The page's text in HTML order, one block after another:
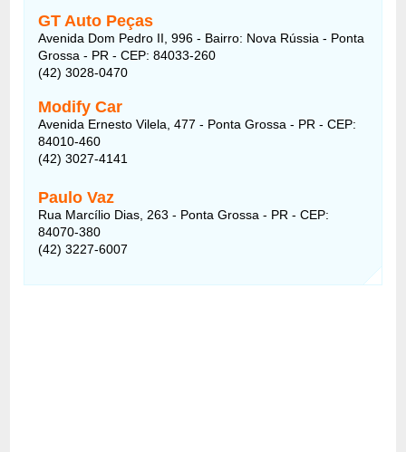
GT Auto Peças
Avenida Dom Pedro II, 996 - Bairro: Nova Rússia - Ponta
Grossa - PR - CEP: 84033-260
(42) 3028-0470
Modify Car
Avenida Ernesto Vilela, 477 - Ponta Grossa - PR - CEP:
84010-460
(42) 3027-4141
Paulo Vaz
Rua Marcílio Dias, 263 - Ponta Grossa - PR - CEP:
84070-380
(42) 3227-6007